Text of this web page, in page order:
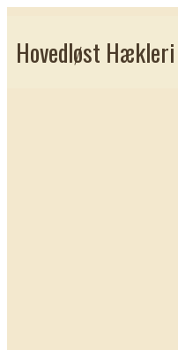
Hovedløst Hækleri